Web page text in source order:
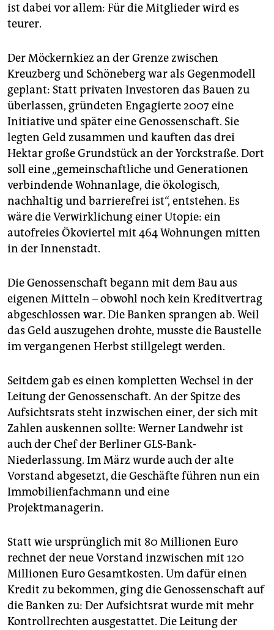
ist dabei vor allem: Für die Mitglieder wird es
teurer.
Der Möckernkiez an der Grenze zwischen
Kreuzberg und Schöneberg war als Gegenmodell
geplant: Statt privaten Investoren das Bauen zu
überlassen, gründeten Engagierte 2007 eine
Initiative und später eine Genossenschaft. Sie
legten Geld zusammen und kauften das drei
Hektar große Grundstück an der Yorckstraße. Dort
soll eine „gemeinschaftliche und Generationen
verbindende Wohnanlage, die ökologisch,
nachhaltig und barrierefrei ist“, entstehen. Es
wäre die Verwirklichung einer Utopie: ein
autofreies Ökoviertel mit 464 Wohnungen mitten
in der Innenstadt.
Die Genossenschaft begann mit dem Bau aus
eigenen Mitteln – obwohl noch kein Kreditvertrag
abgeschlossen war. Die Banken sprangen ab. Weil
das Geld auszugehen drohte, musste die Baustelle
im vergangenen Herbst stillgelegt werden.
Seitdem gab es einen kompletten Wechsel in der
Leitung der Genossenschaft. An der Spitze des
Aufsichtsrats steht inzwischen einer, der sich mit
Zahlen auskennen sollte: Werner Landwehr ist
auch der Chef der Berliner GLS-Bank-
Niederlassung. Im März wurde auch der alte
Vorstand abgesetzt, die Geschäfte führen nun ein
Immobilienfachmann und eine
Projektmanagerin.
Statt wie ursprünglich mit 80 Millionen Euro
rechnet der neue Vorstand inzwischen mit 120
Millionen Euro Gesamtkosten. Um dafür einen
Kredit zu bekommen, ging die Genossenschaft auf
die Banken zu: Der Aufsichtsrat wurde mit mehr
Kontrollrechten ausgestattet. Die Leitung der